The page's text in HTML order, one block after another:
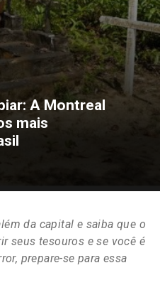
A Montreal
mais
da capital e saiba que o
seus tesouros e se você é
prepare-se para essa